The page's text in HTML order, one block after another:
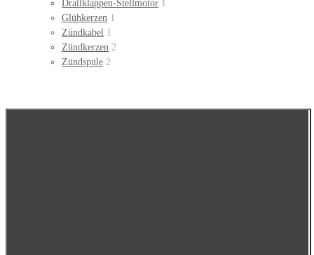
Drallklappen-Stellmotor 1
Glühkerzen 1
Zündkabel 1
Zündkerzen 2
Zündspule 2